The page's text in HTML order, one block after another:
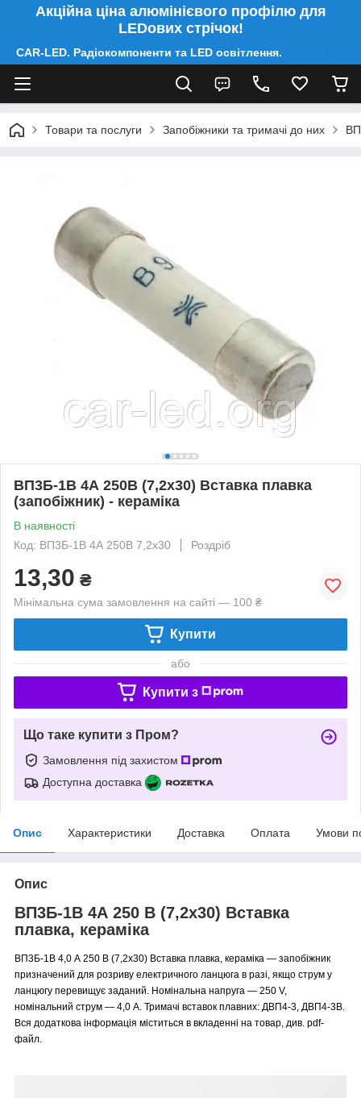
Акційна ціна алюмінієвого профілю для
LEDових стрічок!
CAR-LED. Радіокомпоненти та LED освітлення.
Товари та послуги Запобіжники та тримачі до них
ВП3Б-1В 4А 250В (7,2x30) Вставка плавка
(запобіжник) - кераміка
В наявності
Код: ВП3Б-1В 4А 250В 7,2x30
Роздріб
13,30 ₴
Мінімальна сума замовлення на сайті — 100 ₴
Купити
або
Купити з
Що таке купити з Пром?
Замовлення під захистом
Доступна доставка
Опис Характеристики Доставка Оплата Умови
Опис
ВП3Б-1В 4А 250 В (7,2x30) Вставка
плавка, кераміка
ВП3Б-1В 4,0 А 250 В (7,2x30) Вставка плавка, кераміка — запобіжник
призначений для розриву електричного ланцюга в разі, якщо струм у
ланцюгу перевищує заданий. Номінальна напруга — 250 V,
номінальний струм — 4,0 A. Тримачі вставок плавних: ДВП4-3, ДВП4-3В.
Вся додаткова інформація міститься в вкладенні на товар, див. pdf-
файл.